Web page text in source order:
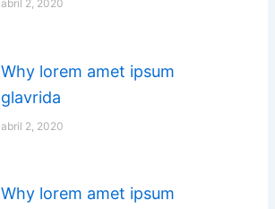
abril 2, 2020
Why lorem amet ipsum
glavrida
abril 2, 2020
Why lorem amet ipsum